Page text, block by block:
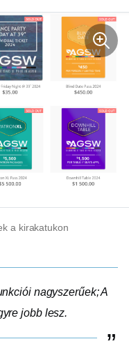
a kirakatukon
nagyszerűek; A
jobb lesz.